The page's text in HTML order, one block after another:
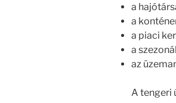
a
a
a piaci
a
az
A tengeri